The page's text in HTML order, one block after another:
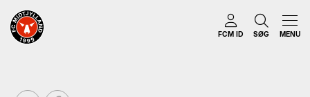
FCM ID SØG MENU